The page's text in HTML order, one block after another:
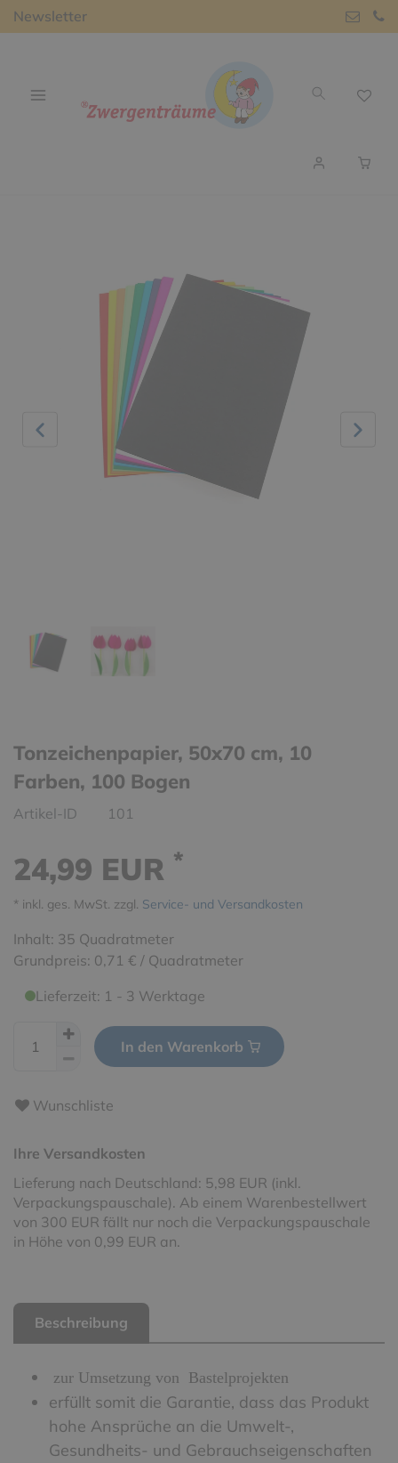
Newsletter
Tonzeichenpapier, 50x70 cm, 10
Farben, 100 Bogen
Artikel-ID 101
24,99 EUR *
* inkl. ges. MwSt. zzgl. Service- und Versandkosten
Inhalt: 35 Quadratmeter
Grundpreis: 0,71 € / Quadratmeter
Lieferzeit: 1 - 3 Werktage
In den Warenkorb
Wunschliste
Ihre Versandkosten
Lieferung nach Deutschland: 5,98 EUR (inkl.
Verpackungspauschale). Ab einem Warenbestellwert
von 300 EUR fällt nur noch die Verpackungspauschale
in Höhe von 0,99 EUR an.
Beschreibung
zur Umsetzung von Bastelprojekten
erfüllt somit die Garantie, dass das Produkt
hohe Ansprüche an die Umwelt-,
Gesundheits- und Gebrauchseigenschaften